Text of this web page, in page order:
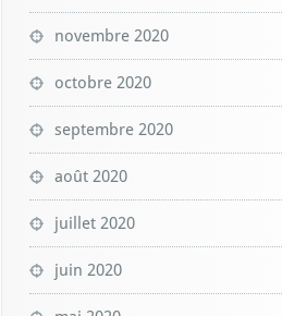
novembre 2020
octobre 2020
septembre 2020
août 2020
juillet 2020
juin 2020